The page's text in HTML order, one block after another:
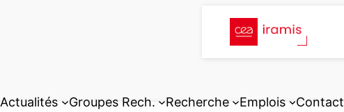
Actualités Groupes Rech. Recherche Emplois Contact